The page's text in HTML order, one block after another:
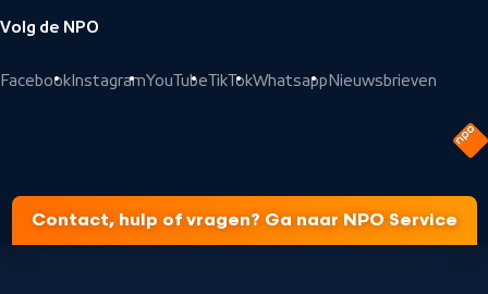
Volg de NPO
Facebook InstagramYouTubeTikTokWhatsapp Nieuwsbrieven
Contact, hulp of vragen? Ga naar NPO Service